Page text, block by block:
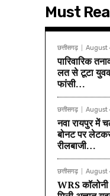
Must
छत्तीसगढ़ August
पारिवारिक
लत से टूटा
फांसी…
छत्तीसगढ़ August
नवा रायपुर में
बोनट पर
रीलबाजी…
छत्तीसगढ़ August
WRS